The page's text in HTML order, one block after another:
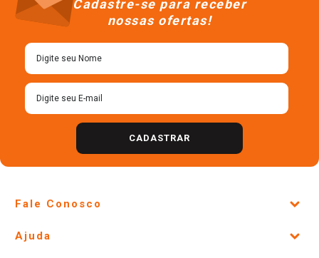
Cadastre-se para receber
nossas ofertas!
CADASTRAR
Fale Conosco
Lojas Físicas e Horários
Ajuda